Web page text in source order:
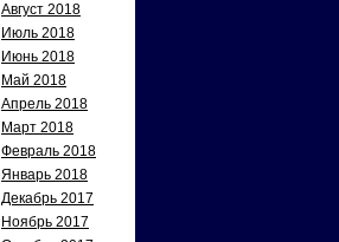
Август 2018
Июль 2018
Июнь 2018
Май 2018
Апрель 2018
Март 2018
Февраль 2018
Январь 2018
Декабрь 2017
Ноябрь 2017